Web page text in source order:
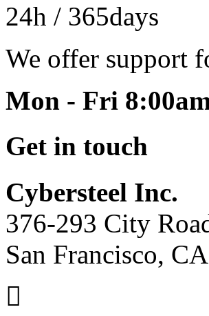
24h / 365days
We offer support
Mon - Fri
Get in touch
Cybersteel Inc.
376-293 City
San Francisco,